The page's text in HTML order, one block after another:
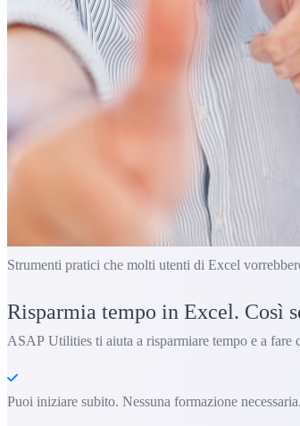
Strumenti pratici che molti utenti di Excel
Risparmia tempo in Excel. Così
ASAP Utilities ti aiuta a risparmiare tempo e a fare
Puoi iniziare subito. Nessuna formazione necessaria.